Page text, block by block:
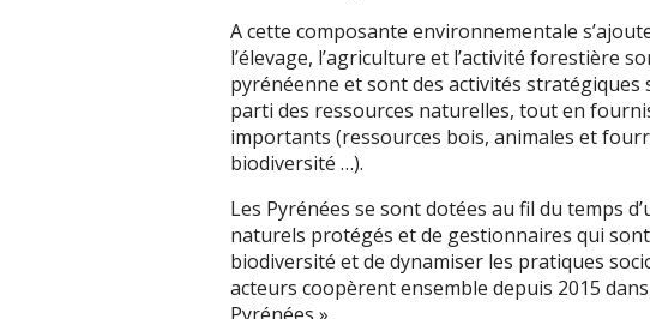
A cette composante environnementale
l’élevage, l’agriculture et l’activité forestière
pyrénéenne et sont des activités
parti des ressources naturelles, tout en
importants (ressources bois, animales et
biodiversité …).
Les Pyrénées se sont dotées au fil du temps
naturels protégés et de gestionnaires qui
biodiversité et de dynamiser les pratiques
acteurs coopèrent ensemble depuis 2015